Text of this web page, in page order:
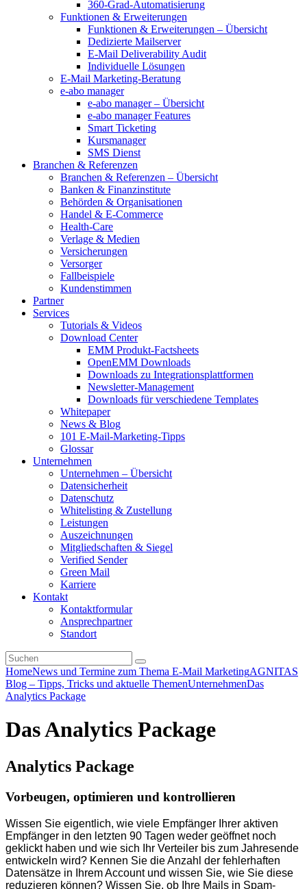
360-Grad-Automatisierung
Funktionen & Erweiterungen
Funktionen & Erweiterungen – Übersicht
Dedizierte Mailserver
E-Mail Deliverability Audit
Individuelle Lösungen
E-Mail Marketing-Beratung
e-abo manager
e-abo manager – Übersicht
e-abo manager Features
Smart Ticketing
Kursmanager
SMS Dienst
Branchen & Referenzen
Branchen & Referenzen – Übersicht
Banken & Finanzinstitute
Behörden & Organisationen
Handel & E-Commerce
Health-Care
Verlage & Medien
Versicherungen
Versorger
Fallbeispiele
Kundenstimmen
Partner
Services
Tutorials & Videos
Download Center
EMM Produkt-Factsheets
OpenEMM Downloads
Downloads zu Integrationsplattformen
Newsletter-Management
Downloads für verschiedene Templates
Whitepaper
News & Blog
101 E-Mail-Marketing-Tipps
Glossar
Unternehmen
Unternehmen – Übersicht
Datensicherheit
Datenschutz
Whitelisting & Zustellung
Leistungen
Auszeichnungen
Mitgliedschaften & Siegel
Verified Sender
Green Mail
Karriere
Kontakt
Kontaktformular
Ansprechpartner
Standort
HomeNews und Termine zum Thema E-Mail MarketingAGNITAS
Blog – Tipps, Tricks und aktuelle ThemenUnternehmenDas
Analytics Package
Das Analytics Package
Analytics Package
Vorbeugen, optimieren und kontrollieren
Wissen Sie eigentlich, wie viele Empfänger Ihrer aktiven
Empfänger in den letzten 90 Tagen weder geöffnet noch
geklickt haben und wie sich Ihr Verteiler bis zum Jahresende
entwickeln wird? Kennen Sie die Anzahl der fehlerhaften
Datensätze in Ihrem Account und wissen Sie, wie Sie diese
reduzieren können? Wissen Sie, ob Ihre Mails in Spam-